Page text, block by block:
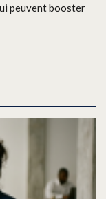
peuvent booster